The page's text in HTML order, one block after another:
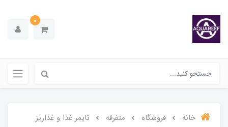
0
خانه فروشگاه متفرقه
تایمر غذا و غذاریز